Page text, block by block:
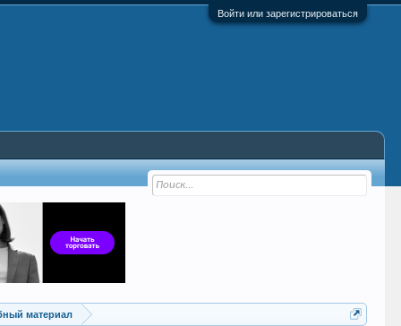
Войти или зарегистрироваться
материал